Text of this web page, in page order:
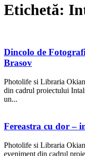
Etichetă:
Dincolo de
Brasov
Photolife si Libraria
din cadrul proiectului
un...
Fereastra cu dor –
Photolife si Libraria
eveniment din cadrul